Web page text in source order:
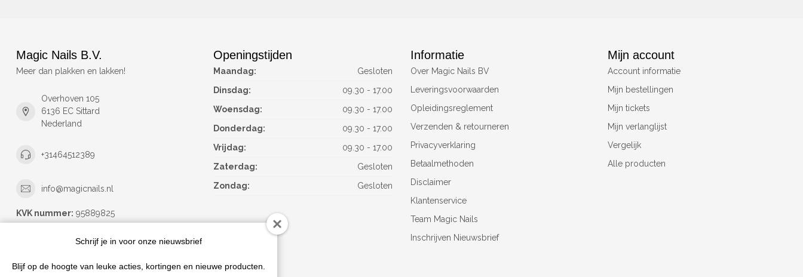
Magic Nails B.V.
Meer dan plakken en lakken!
Overhoven 105
6136 EC Sittard
Nederland
+31464512389
info@magicnails.nl
KVK nummer: 95889825
Openingstijden
Maandag:
Gesloten
Dinsdag:
09.30 - 17.00
Woensdag:
09.30 - 17.00
Donderdag:
09.30 - 17.00
Vrijdag:
09.30 - 17.00
Zaterdag:
Gesloten
Zondag:
Gesloten
Informatie
Over Magic Nails BV
Leveringsvoorwaarden
Opleidingsreglement
Verzenden & retourneren
Privacyverklaring
Betaalmethoden
Disclaimer
Klantenservice
Team Magic Nails
Inschrijven Nieuwsbrief
Mijn account
Account informatie
Mijn bestellingen
Mijn tickets
Mijn verlanglijst
Vergelijk
Alle producten
Schrijf je in voor onze nieuwsbrief
Blijf op de hoogte van leuke acties, kortingen en nieuwe producten.